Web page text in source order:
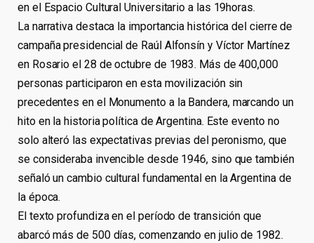
en el Espacio Cultural Universitario a las 19horas.
La narrativa destaca la importancia histórica del cierre de
campaña presidencial de Raúl Alfonsín y Víctor Martínez
en Rosario el 28 de octubre de 1983. Más de 400,000
personas participaron en esta movilización sin
precedentes en el Monumento a la Bandera, marcando un
hito en la historia política de Argentina. Este evento no
solo alteró las expectativas previas del peronismo, que
se consideraba invencible desde 1946, sino que también
señaló un cambio cultural fundamental en la Argentina de
la época.
El texto profundiza en el período de transición que
abarcó más de 500 días, comenzando en julio de 1982.